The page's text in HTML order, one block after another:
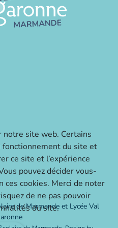
de Marmande et Lycée Val
notre site web. Certains
fonctionnement du site et
ce site et l’expérience
pouvez décider vous-
ces cookies. Merci de noter
de ne pas pouvoir
du site.